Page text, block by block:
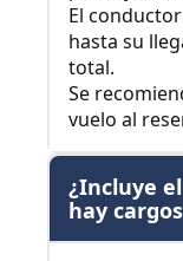
El
hasta su
total.
Se
vuelo al
¿Incluye
hay